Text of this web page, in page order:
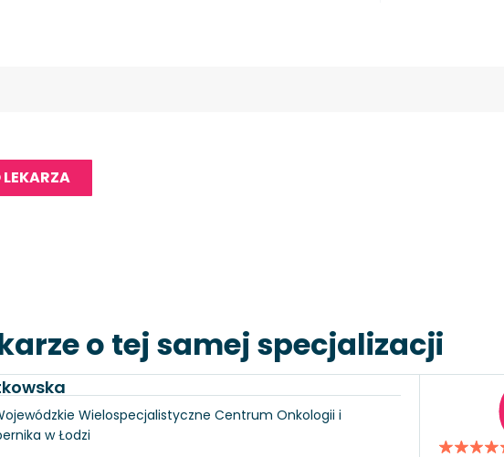
o tej samej specjalizacji
Wielospecjalistyczne Centrum Onkologii i
w Łodzi